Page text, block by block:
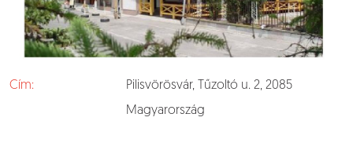
Cím:
Pilisvörösvár, Tűzoltó u. 2, 2085
Magyarország